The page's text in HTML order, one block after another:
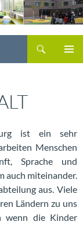
ist ein sehr
Menschen
Sprache und
auch miteinander.
aus. Viele
Ländern zu uns
wenn die Kinder